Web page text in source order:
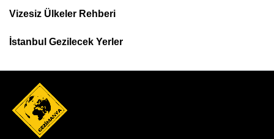
Menu
Vizesiz Ülkeler Rehberi
İstanbul Gezilecek Yerler